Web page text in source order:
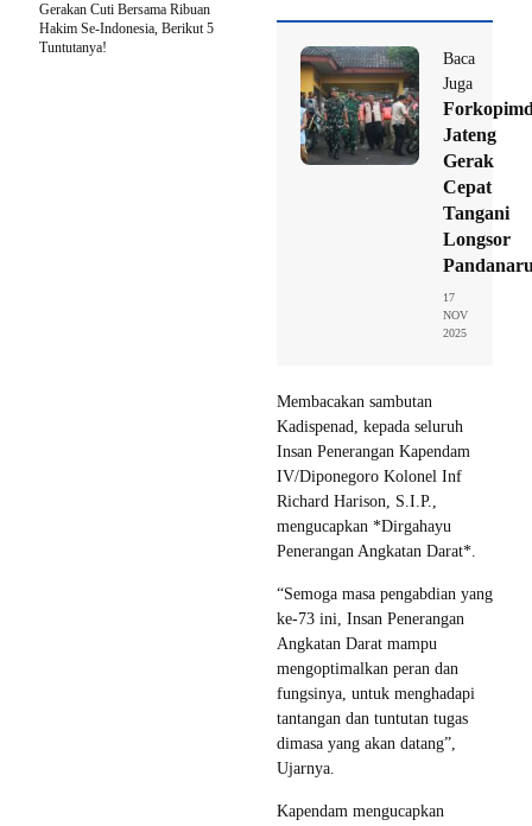
Baca
Juga
Jateng
Gerak
Cepat
Tangani
Longsor
17
NOV
2025
Membacakan sambutan
Kadispenad, kepada seluruh
Insan Penerangan Kapendam
IV/Diponegoro Kolonel Inf
Richard Harison, S.I.P.,
mengucapkan *Dirgahayu
Penerangan Angkatan Darat*.
“Semoga masa pengabdian yang
ke-73 ini, Insan Penerangan
Angkatan Darat mampu
mengoptimalkan peran dan
fungsinya, untuk menghadapi
tantangan dan tuntutan tugas
dimasa yang akan datang”,
Ujarnya.
Kapendam mengucapkan
Gerakan Cuti Bersama Ribuan
Hakim Se-Indonesia, Berikut 5
Tuntutanya!